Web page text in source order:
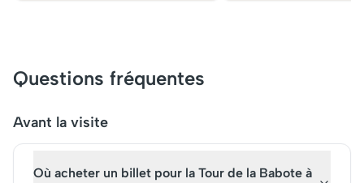
vastes espaces aquatiques.
Aujourd'hui, il attire des
d'acheter des billets pour
aquariums spectaculaires et
du centre historique
Questions fréquentes
Avant la visite
Où acheter un billet pour la Tour de la Babote à